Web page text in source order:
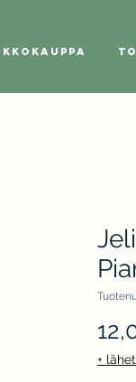
+